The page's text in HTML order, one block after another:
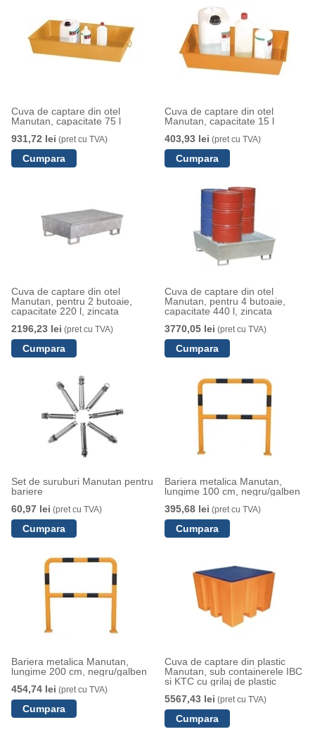
Cuva de captare din otel
Manutan, capacitate 75 l
931,72 lei (pret cu TVA)
Cuva de captare din otel
Manutan, capacitate 15 l
403,93 lei (pret cu TVA)
Cuva de captare din otel
Manutan, pentru 2 butoaie,
capacitate 220 l, zincata
2196,23 lei (pret cu TVA)
Cuva de captare din otel
Manutan, pentru 4 butoaie,
capacitate 440 l, zincata
3770,05 lei (pret cu TVA)
Set de suruburi Manutan pentru
bariere
60,97 lei (pret cu TVA)
Bariera metalica Manutan,
lungime 100 cm, negru/galben
395,68 lei (pret cu TVA)
Bariera metalica Manutan,
lungime 200 cm, negru/galben
454,74 lei (pret cu TVA)
Cuva de captare din plastic
Manutan, sub containerele IBC
si KTC cu grilaj de plastic
5567,43 lei (pret cu TVA)